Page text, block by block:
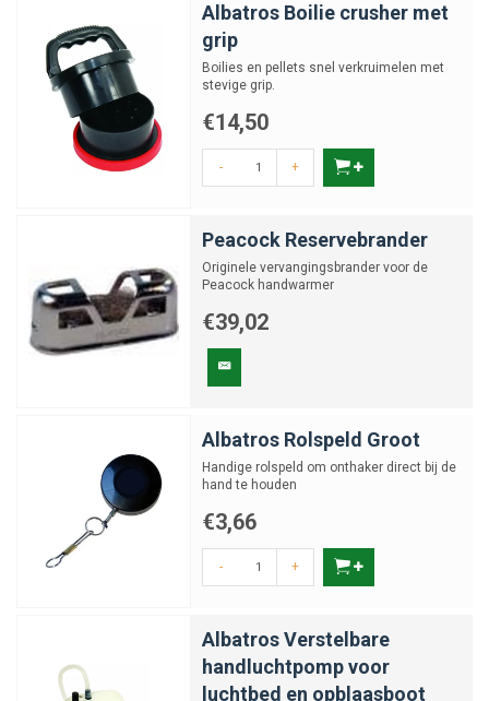
Albatros Boilie crusher met
grip
Boilies en pellets snel verkruimelen met
stevige grip.
€14,50
- +
Peacock Reservebrander
Originele vervangingsbrander voor de
Peacock handwarmer
€39,02
Albatros Rolspeld Groot
Handige rolspeld om onthaker direct bij de
hand te houden
€3,66
- +
Albatros Verstelbare
handluchtpomp voor
luchtbed en opblaasboot